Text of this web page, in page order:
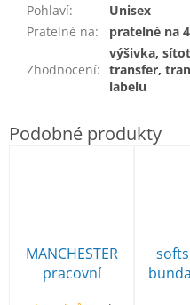
Pohlaví:
Unisex
Pratelné na: pratelné na
Zhodnocení:
výšivka,
transfer,
labelu
MANCHESTER
pracovní